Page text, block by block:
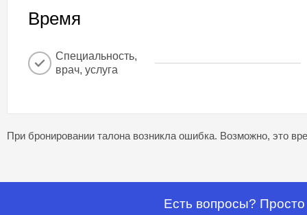
Время
Специальность,
врач, услуга
При бронировании талона возникла ошибка. Возможно, это
Есть вопросы?